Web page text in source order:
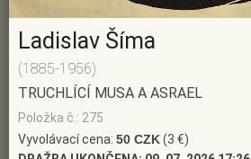
Ladislav Šíma
(1885-1956)
TRUCHLÍCÍ MUSA A ASRAEL
Položka č.: 275
Vyvolávací cena: 50 CZK(3 €)